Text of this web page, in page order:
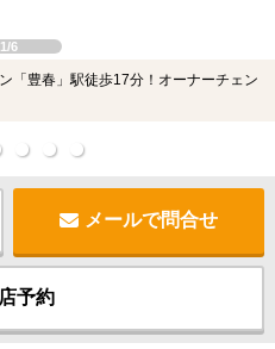
1/6
「豊春」駅徒歩17分！オーナーチェン
メールで問合せ
予約